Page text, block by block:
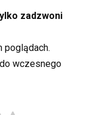
zadzwoni
poglądach.
wczesnego